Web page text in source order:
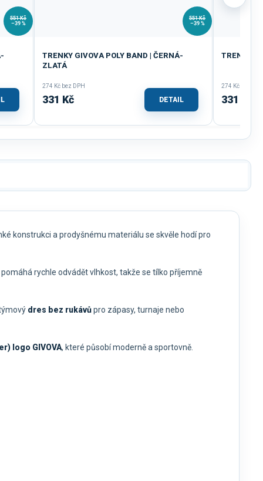
551 Kč
–39 %
551 Kč
–39 %
TRENKY GIVOVA POLY BAND | ČERNÁ-
ZLATÁ
274 Kč bez DPH
331 Kč DETAIL
TRENKY
274 Kč bez
331 Kč
konstrukci a prodyšnému materiálu se skvěle hodí pro
rychle odvádět vlhkost, takže se tílko příjemně
dres bez rukávůpro zápasy, turnaje nebo
logo GIVOVA, které působí moderně a sportovně.